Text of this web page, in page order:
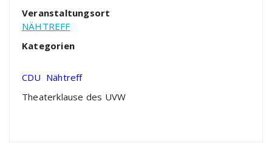
Veranstaltungsort
NÄHTREFF
Kategorien
CDU Nähtreff
Theaterklause des UVW